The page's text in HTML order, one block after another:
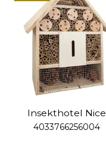
Insekthotel Nice
4033766256004